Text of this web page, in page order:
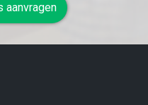
aanvragen